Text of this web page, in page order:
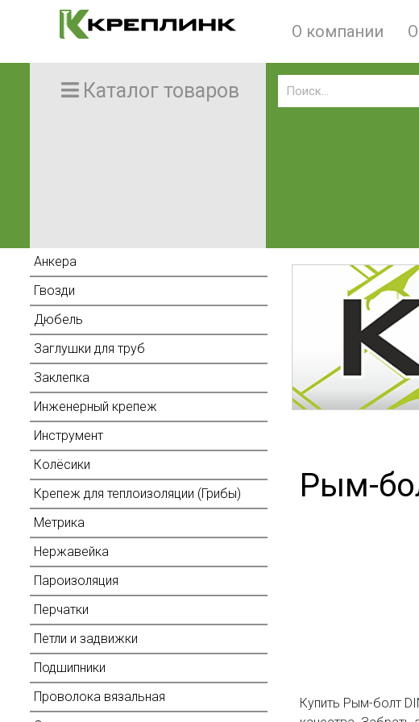
О компании
Каталог товаров
Анкера
Гвозди
Дюбель
Заглушки для труб
Заклепка
Инженерный крепеж
Инструмент
Колёсики
Крепеж для теплоизоляции (Грибы)
Метрика
Нержавейка
Пароизоляция
Перчатки
Петли и задвижки
Подшипники
Проволока вязальная
Рым-
Купить Рым-болт